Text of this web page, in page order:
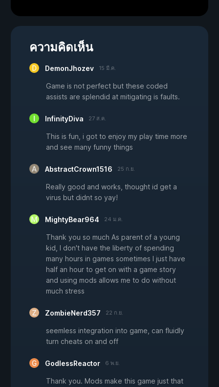
ความคิดเห็น
DemonJhozev 15 มี.ค.
Game is not perfect but these coded
assists are splendid at mitigating is faults.
InfinityDiva 27 ส.ค.
This is fun, i got to enjoy my play time more
and see many funny things
AbstractCrown1516 25 ก.ย.
Really good and works, thought id get a
virus but didnt so yay!
MightyBear964 24 ม.ค.
Thank you so much As parent of a young
kid, I don't have the liberty of spending
many hours in games sometimes I just have
half an hour to get on with a game story
and using mods allows me to do without
much stress
ZombieNerd357 22 ก.ย.
seemless integration into game, can fluidly
turn cheats on and off
GodlessReactor 6 พ.ย.
Thank you. Mods make this game just that